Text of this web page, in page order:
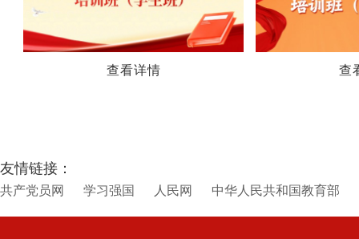
查看详情 查
友情链接：
共产党员网 学习强国 人民网 中华人民共和国教育部